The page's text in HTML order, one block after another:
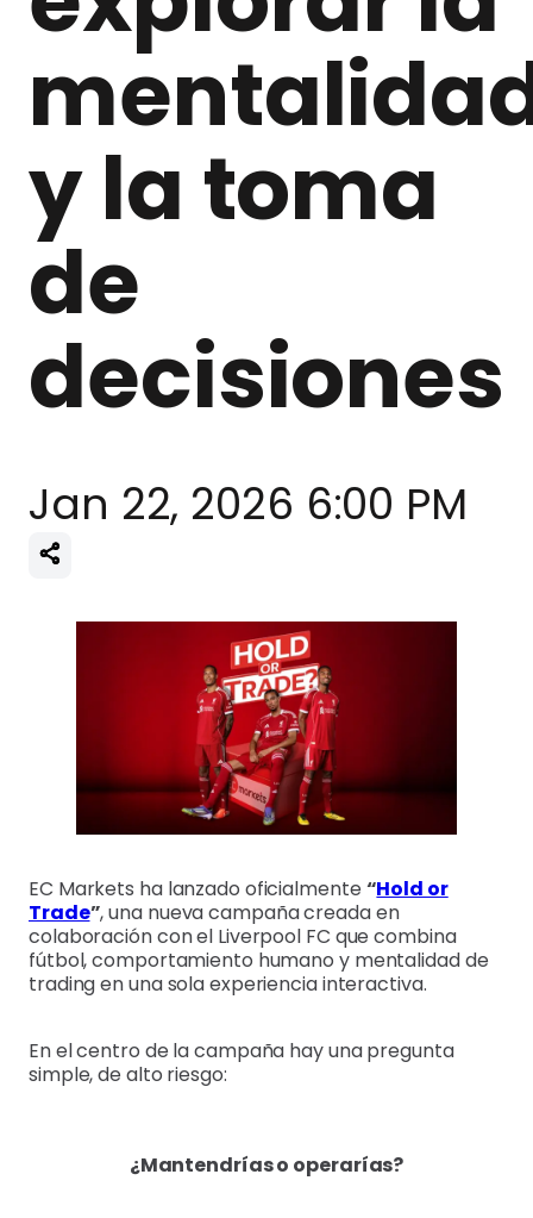
y la toma
de
decisiones
Jan 22, 2026 6:00 PM
EC Markets ha lanzado oficialmente “Hold or
Trade”, una nueva campaña creada en
colaboración con el Liverpool FC que combina
fútbol, comportamiento humano y mentalidad de
trading en una sola experiencia interactiva.
En el centro de la campaña hay una pregunta
simple, de alto riesgo:
¿Mantendrías o operarías?